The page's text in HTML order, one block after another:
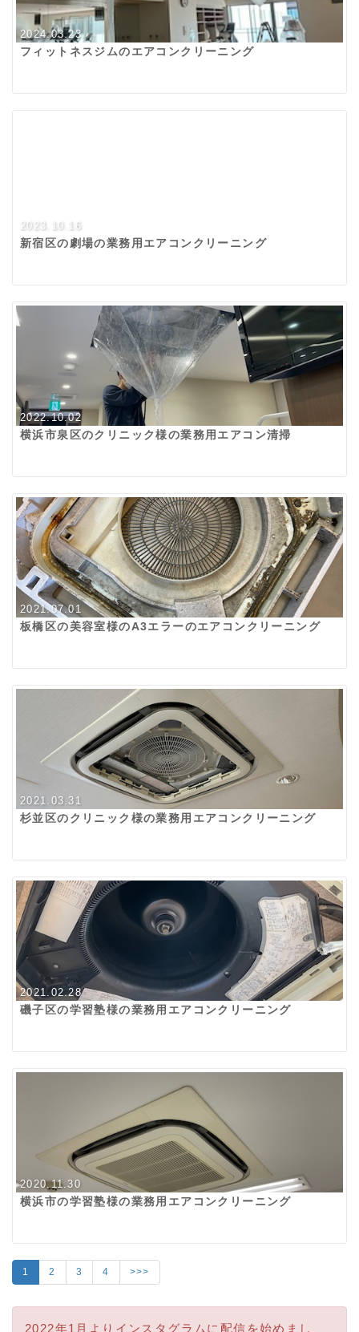
2024.03.23
フィットネスジムのエアコンクリーニング
2023.10.16
新宿区の劇場の業務用エアコンクリーニング
2022.10.02
横浜市泉区のクリニック様の業務用エアコン清掃
2021.07.01
板橋区の美容室様のA3エラーのエアコンクリーニング
2021.03.31
杉並区のクリニック様の業務用エアコンクリーニング
2021.02.28
磯子区の学習塾様の業務用エアコンクリーニング
2020.11.30
横浜市の学習塾様の業務用エアコンクリーニング
1 2 3 4 >>>
2022年1月よりインスタグラムに配信を始めまし